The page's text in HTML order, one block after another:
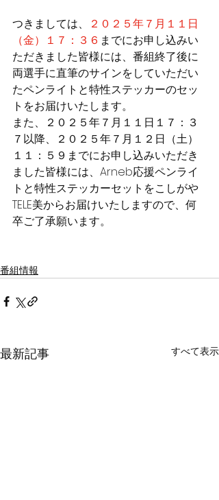
つきましては、
２０２５年７月１１日
（金）１７：３６ までにお申し込みい
ただきました皆様には、 番組終了後に
両選手に直筆のサインをしていただい
たペンライトと特性ステッカーのセッ
トをお届けいたします。
また、２０２５年７月１１日１７：３
７以降、２０２５年７月１２日（土）
１１：５９までにお申し込みいただき
ました皆様には、Arneb応援ペンライ
トと特性ステッカーセットをこしがや
TELE美からお届けいたしますので、何
卒ご了承願います。
番組情報
最新記事 すべて表示